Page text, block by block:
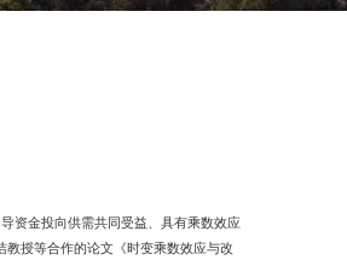
资金投向供需共同受益、具有乘数效应
授等合作的论文《时变乘数效应与改